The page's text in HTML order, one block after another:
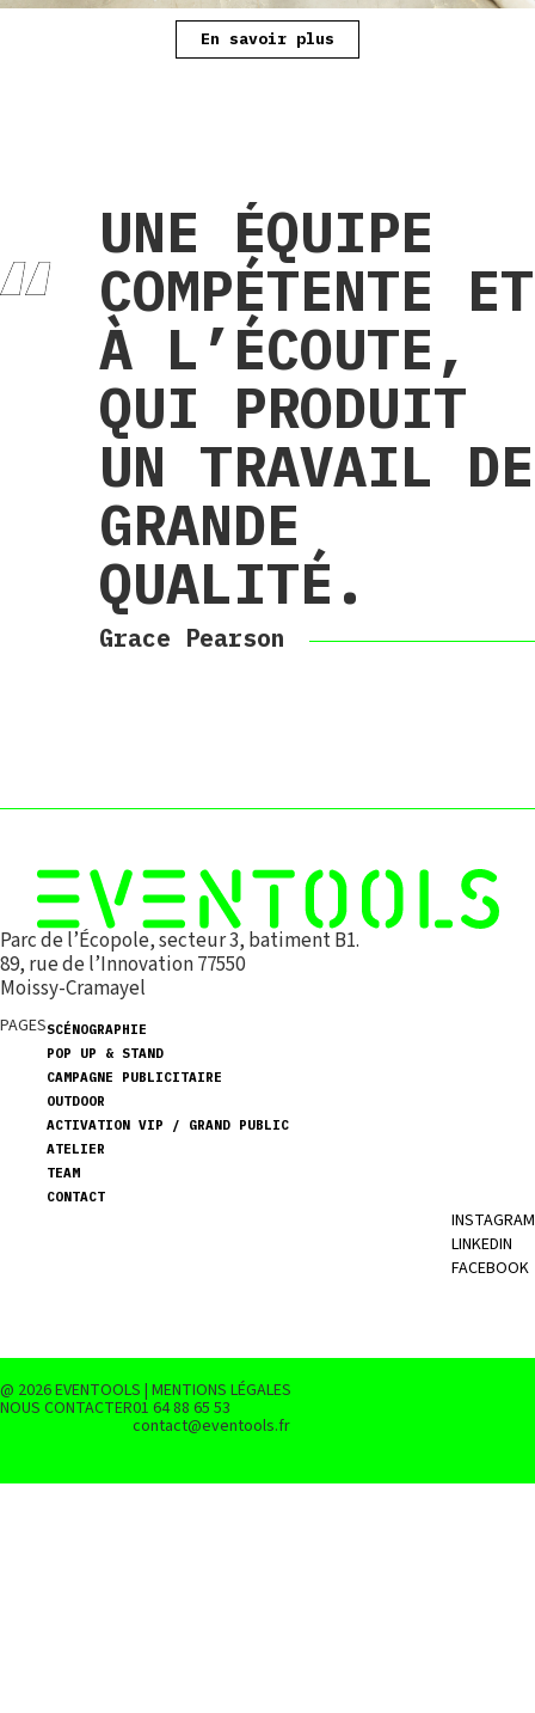
En savoir plus
UNE ÉQUIPE
COMPÉTENTE ET
À L’ÉCOUTE,
QUI PRODUIT
UN TRAVAIL DE
GRANDE
QUALITÉ.
Grace Pearson
Parc de l’Écopole, secteur 3, batiment B1.
89, rue de l’Innovation 77550
Moissy-Cramayel
PAGESSCÉNOGRAPHIE
POP UP & STAND
CAMPAGNE PUBLICITAIRE
OUTDOOR
ACTIVATION VIP / GRAND PUBLIC
ATELIER
TEAM
CONTACT
INSTAGRAM
LINKEDIN
FACEBOOK
@ 2026 EVENTOOLS | MENTIONS LÉGALES
NOUS CONTACTER01 64 88 65 53
contact@eventools.fr